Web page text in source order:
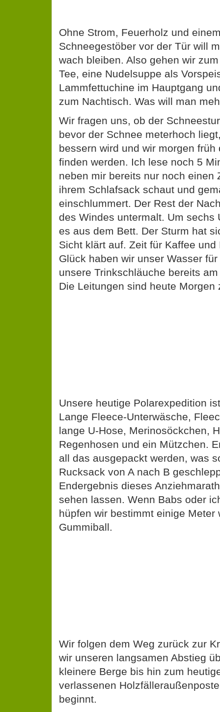
Ohne Strom, Feuerholz und
Schneegestöber vor der Tür will
wach bleiben. Also gehen wir
Tee, eine Nudelsuppe als
Lammfettuchine im Hauptgang
zum Nachtisch. Was will man
Wir fragen uns, ob der
bevor der Schnee meterhoch
bessern wird und wir morgen früh
finden werden. Ich lese noch 5
neben mir bereits nur noch einen
ihrem Schlafsack schaut und
einschlummert. Der Rest der
des Windes untermalt. Um sechs
es aus dem Bett. Der Sturm hat
Sicht klärt auf. Zeit für Kaffee und
Glück haben wir unser Wasser
unsere Trinkschläuche bereits
Die Leitungen sind heute Morgen
Unsere heutige Polarexpedition
Lange Fleece-Unterwäsche,
lange U-Hose, Merinosöckchen,
Regenhosen und ein Mützchen.
all das ausgepackt werden, was
Rucksack von A nach B
Endergebnis dieses
sehen lassen. Wenn Babs oder
hüpfen wir bestimmt einige Meter
Gummiball.
Wir folgen dem Weg zurück zur
wir unseren langsamen Abstieg
kleinere Berge bis hin zum
verlassenen
beginnt.